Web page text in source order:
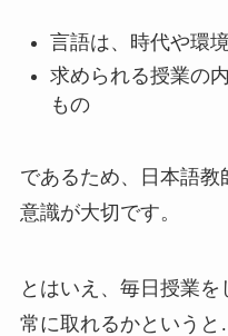
言語は、時代や環
求められる授業の
もの
であるため、日本語
意識が大切です。
とはいえ、毎日授業
常に取れるかという